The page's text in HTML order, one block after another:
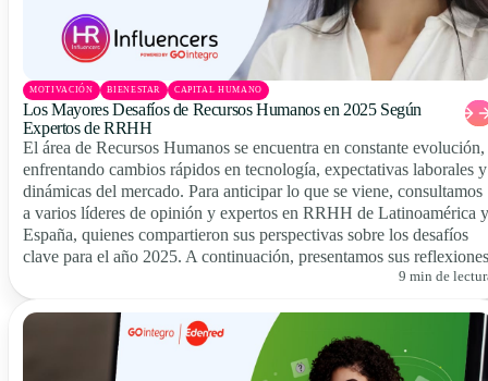
MOTIVACIÓN BIENESTAR CAPITAL HUMANO
Los Mayores Desafíos de Recursos Humanos en 2025 Según
Expertos de RRHH
El área de Recursos Humanos se encuentra en constante evolución,
enfrentando cambios rápidos en tecnología, expectativas laborales y
dinámicas del mercado. Para anticipar lo que se viene, consultamos
a varios líderes de opinión y expertos en RRHH de Latinoamérica y
España, quienes compartieron sus perspectivas sobre los desafíos
clave para el año 2025. A continuación, presentamos sus
9 min de